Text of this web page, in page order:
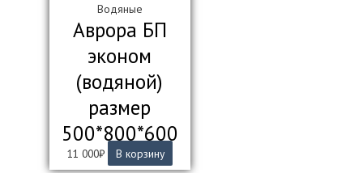
Водяные
Аврора БП
эконом
(водяной)
размер
500*800*600
11 000₽ В корзину